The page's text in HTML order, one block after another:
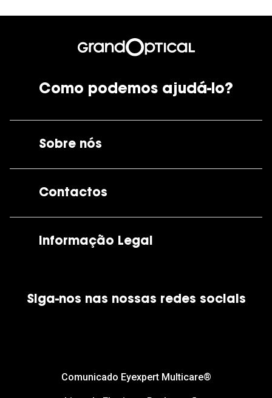
Como podemos ajudá-lo?
Sobre nós
Contactos
Informação Legal
Política de Cookies
Siga-nos nas nossas redes sociais
Comunicado Eyexpert Multicare®